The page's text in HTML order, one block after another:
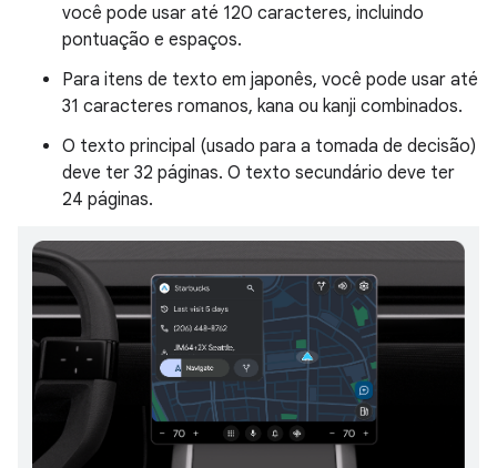
você pode usar até 120 caracteres, incluindo
pontuação e espaços.
Para itens de texto em japonês, você pode usar até
31 caracteres romanos, kana ou kanji combinados.
O texto principal (usado para a tomada de decisão)
deve ter 32 páginas. O texto secundário deve ter
24 páginas.